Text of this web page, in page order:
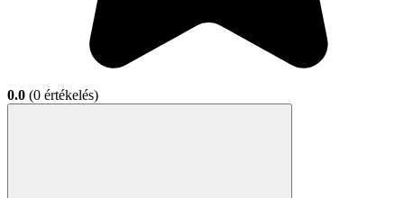
0.0 (0 értékelés)